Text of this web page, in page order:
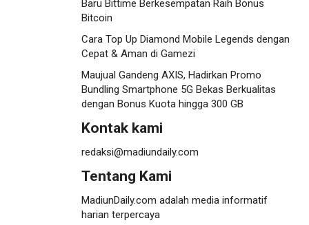
Baru Bittime Berkesempatan Raih Bonus
Bitcoin
Cara Top Up Diamond Mobile Legends dengan
Cepat & Aman di Gamezi
Maujual Gandeng AXIS, Hadirkan Promo
Bundling Smartphone 5G Bekas Berkualitas
dengan Bonus Kuota hingga 300 GB
Kontak kami
redaksi@madiundaily.com
Tentang Kami
MadiunDaily.com adalah media informatif
harian terpercaya